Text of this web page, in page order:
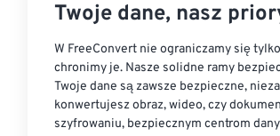
Twoje dane, nasz
W FreeConvert nie ograniczamy się
chronimy je. Nasze solidne ramy
Twoje dane są zawsze bezpieczne,
konwertujesz obraz, wideo, czy
szyfrowaniu, bezpiecznym centrom